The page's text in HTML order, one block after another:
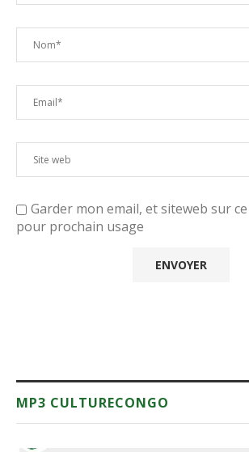
Garder mon email, et siteweb sur
pour prochain usage
MP3 CULTURECONGO